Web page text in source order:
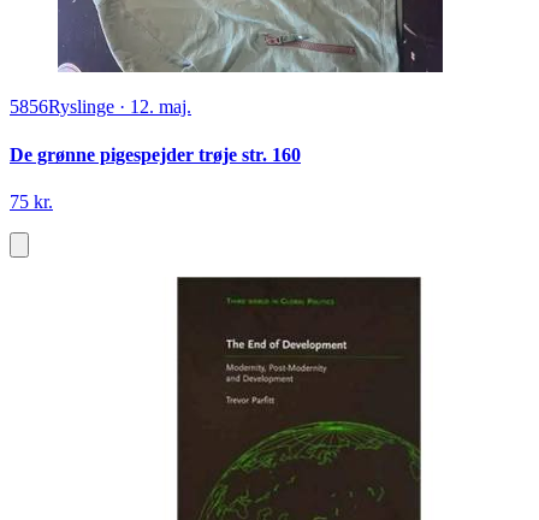
5856Ryslinge · 12. maj.
De grønne pigespejder trøje str. 160
75 kr.